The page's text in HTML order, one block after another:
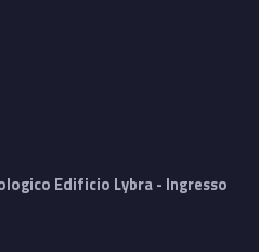
Edificio Lybra - Ingresso